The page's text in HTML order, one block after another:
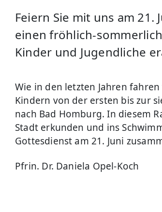
Feiern Sie mit uns am 21.
einen fröhlich-
Kinder und Jugendliche
Wie in den letzten Jahren
Kindern von der ersten bis zur
nach Bad Homburg. In diesem
Stadt erkunden und ins
Gottesdienst am 21. Juni
Pfrin. Dr. Daniela Opel-Koch